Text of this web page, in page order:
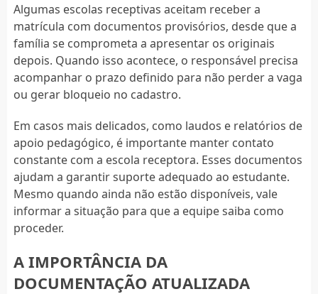
Algumas escolas receptivas aceitam receber a
matrícula com documentos provisórios, desde que a
família se comprometa a apresentar os originais
depois. Quando isso acontece, o responsável precisa
acompanhar o prazo definido para não perder a vaga
ou gerar bloqueio no cadastro.
Em casos mais delicados, como laudos e relatórios de
apoio pedagógico, é importante manter contato
constante com a escola receptora. Esses documentos
ajudam a garantir suporte adequado ao estudante.
Mesmo quando ainda não estão disponíveis, vale
informar a situação para que a equipe saiba como
proceder.
A IMPORTÂNCIA DA
DOCUMENTAÇÃO ATUALIZADA